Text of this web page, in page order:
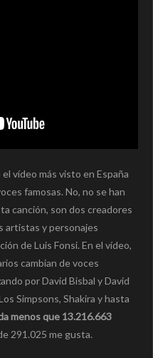
vídeo más visto en España
famosas. No, no se han
canción, son dos creadores
artistas y personajes
de Luis Fonsi. En el vídeo,
cambian de voces
por David Bisbal y David
Simpsons, Shakira y hasta
menos que 13.216.663
291.025 me gusta.